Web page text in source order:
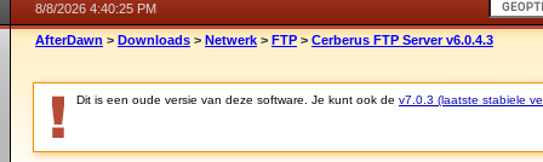
8/8/2026 4:40:25 PM
AfterDawn > Downloads > Netwerk > FTP > Cerberus FTP Server v6.0.4.3
Dit is een oude versie van deze software. Je kunt ook de v7.0.3 (laatste stabiele